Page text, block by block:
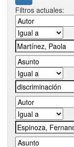
Filtros actuales: